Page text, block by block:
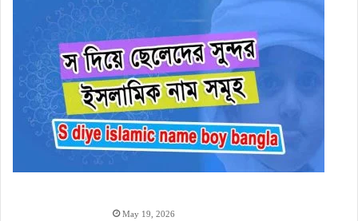
May 19, 2026